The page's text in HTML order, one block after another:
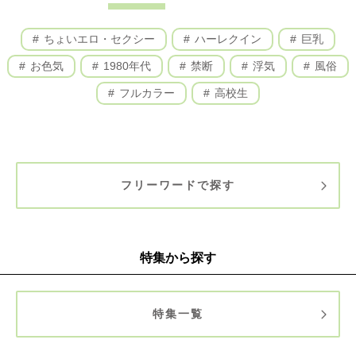
ちょいエロ・セクシー ハーレクイン 巨乳
お色気 1980年代 禁断 浮気 風俗
フルカラー 高校生
フリーワードで探す
特集から探す
特集一覧